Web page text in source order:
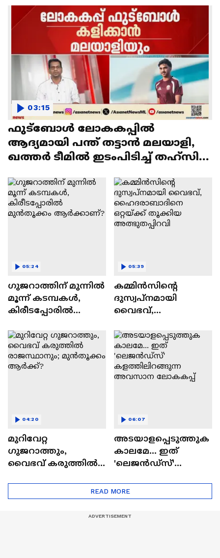
ഫുട്ബോ‍ൾ ലോകകപ്പിൽ
ആദ്യമായി പന്ത് തട്ടാൻ മലയാളി,
ഖത്തർ ടീമിൽ ഇടംപിടിച്ച് തഹ്സിന്‍
03:15
ഗുജറാത്തിന് മുന്നില്‍
മൂന്ന് കടമ്പകള്‍,
കിരീടപ്പോരില്‍
ആര്‍ക്കാണ്?
05:24
കമ്മിൻസിന്റെ
ദുസ്വപ്നമായി
വൈഭവ്,
ഒറ്റയ്ക്ക് തൂക്കിയ
അത്ഭുതപ്പിറവി
05:39
മുറിവേറ്റ
ഗുജറാത്തും,
വൈഭവ് കരുത്തില്‍
മുൻതൂക്കം ആർക്ക്?
04:20
അടയാളപ്പെടുത്തുക
കാലമേ... ഇത്
'ലെജൻഡ്‌സ്'
അവസാന ലോകകപ്പ്
06:07
READ MORE